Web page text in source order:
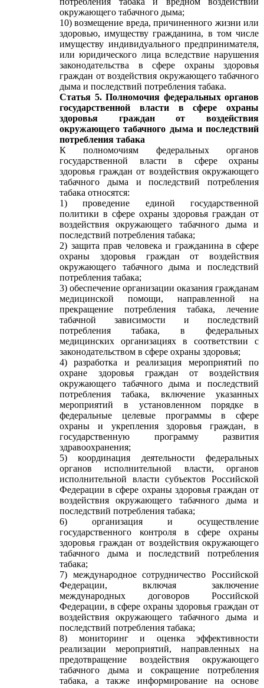
окружающего табачного дыма;
10) возмещение вреда, причиненного жизни или
здоровью, имуществу гражданина, в том числе
имуществу индивидуального предпринимателя,
или юридического лица вследствие нарушения
законодательства в сфере охраны здоровья
граждан от воздействия окружающего табачного
дыма и последствий потребления табака.
Статья 5. Полномочия федеральных органов
государственной власти в сфере охраны
здоровья граждан от воздействия
окружающего табачного дыма и последствий
потребления табака
К полномочиям федеральных органов
государственной власти в сфере охраны
здоровья граждан от воздействия окружающего
табачного дыма и последствий потребления
табака относятся:
1) проведение единой государственной
политики в сфере охраны здоровья граждан от
воздействия окружающего табачного дыма и
последствий потребления табака;
2) защита прав человека и гражданина в сфере
охраны здоровья граждан от воздействия
окружающего табачного дыма и последствий
потребления табака;
3) обеспечение организации оказания гражданам
медицинской помощи, направленной на
прекращение потребления табака, лечение
табачной зависимости и последствий
потребления табака, в федеральных
медицинских организациях в соответствии с
законодательством в сфере охраны здоровья;
4) разработка и реализация мероприятий по
охране здоровья граждан от воздействия
окружающего табачного дыма и последствий
потребления табака, включение указанных
мероприятий в установленном порядке в
федеральные целевые программы в сфере
охраны и укрепления здоровья граждан, в
государственную программу развития
здравоохранения;
5) координация деятельности федеральных
органов исполнительной власти, органов
исполнительной власти субъектов Российской
Федерации в сфере охраны здоровья граждан от
воздействия окружающего табачного дыма и
последствий потребления табака;
6) организация и осуществление
государственного контроля в сфере охраны
здоровья граждан от воздействия окружающего
табачного дыма и последствий потребления
табака;
7) международное сотрудничество Российской
Федерации, включая заключение
международных договоров Российской
Федерации, в сфере охраны здоровья граждан от
воздействия окружающего табачного дыма и
последствий потребления табака;
8) мониторинг и оценка эффективности
реализации мероприятий, направленных на
предотвращение воздействия окружающего
табачного дыма и сокращение потребления
табака, а также информирование на основе